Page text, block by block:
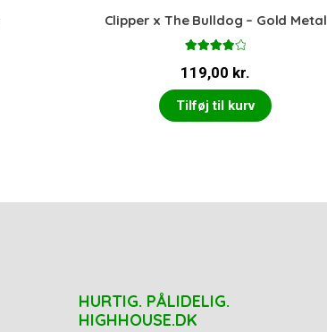
Clipper x The Bulldog – Gold Metal
4.00ud
af 5
119,00 kr.
Tilføj til kurv
HURTIG. PÅLIDELIG.
HIGHHOUSE.DK